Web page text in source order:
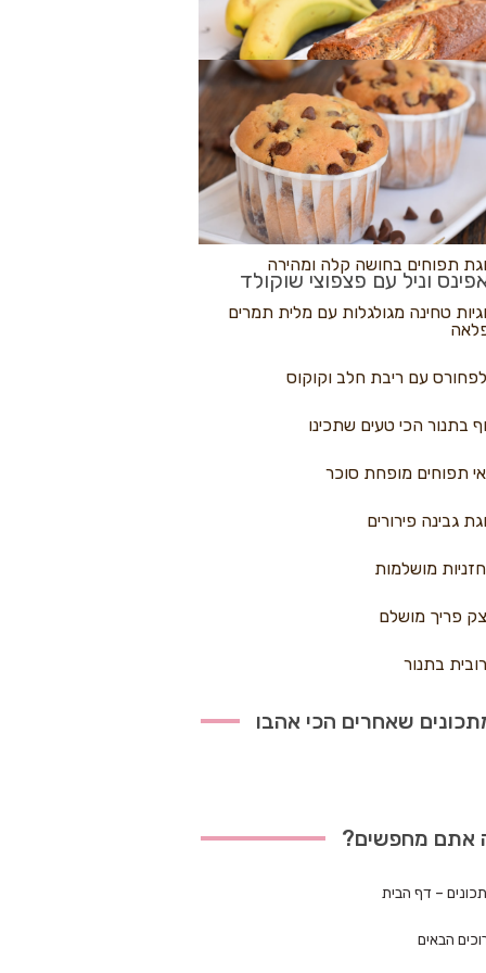
פיצה
בננות
וניל עם פצפוצי שוקולד
נקראים
תפוחים בחושה קלה ומהירה
טחינה מגולגלות עם מלית תמרים
עם ריבת חלב וקוקוס
בתנור הכי טעים שתכינו
תפוחים מופחת סוכר
גבינה פירורים
מושלמות
פריך מושלם
בתנור
שאחרים הכי אהבו
אתם מחפשים?
– דף הבית
הבאים